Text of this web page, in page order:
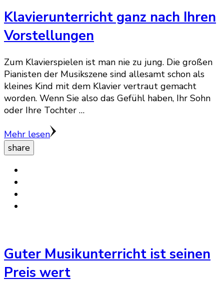
Klavierunterricht ganz nach Ihren
Vorstellungen
Zum Klavierspielen ist man nie zu jung. Die großen
Pianisten der Musikszene sind allesamt schon als
kleines Kind mit dem Klavier vertraut gemacht
worden. Wenn Sie also das Gefühl haben, Ihr Sohn
oder Ihre Tochter …
Mehr lesen
share
Guter Musikunterricht ist seinen
Preis wert